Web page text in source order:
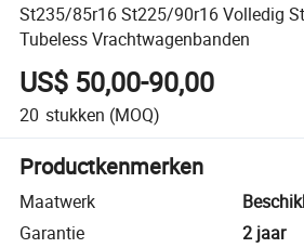
St235/85r16 St225/90r16 Volledig
Tubeless Vrachtwagenbanden
US$ 50,00-90,00
20 stukken (MOQ)
Productkenmerken
Maatwerk
Garantie
2 jaar